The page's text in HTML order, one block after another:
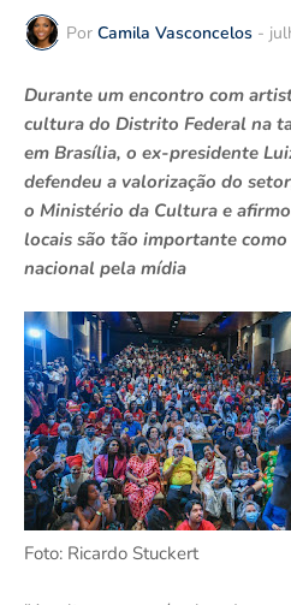
Por Camila Vasconcelos -
Durante um encontro com
cultura do Distrito Federal na
em Brasília, o ex-presidente
defendeu a valorização do
o Ministério da Cultura e
locais são tão importante
nacional pela mídia
Foto: Ricardo Stuckert